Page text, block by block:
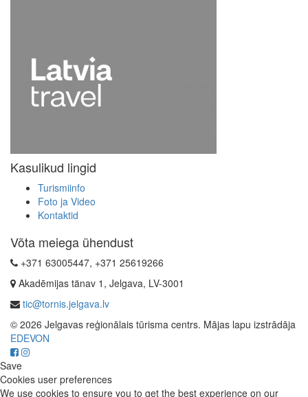
Kasulikud lingid
Turismiinfo
Foto ja Video
Kontaktid
Võta meiega ühendust
+371 63005447, +371 25619266
Akadēmijas tänav 1, Jelgava, LV-3001
tic@tornis.jelgava.lv
© 2026 Jelgavas reģionālais tūrisma centrs. Mājas lapu izstrādāja
EDEVON
Save
Cookies user preferences
We use cookies to ensure you to get the best experience on our